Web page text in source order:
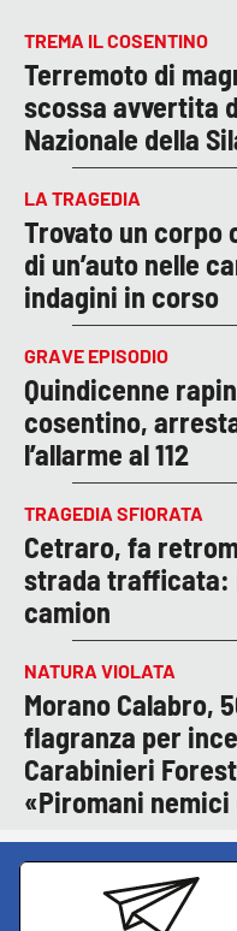
TREMA IL COSENTINO
Terremoto di
scossa avvertita
Nazionale della
LA TRAGEDIA
Trovato un corpo
di un’auto nelle
indagini in corso
GRAVE EPISODIO
Quindicenne
cosentino,
l’allarme al 112
TRAGEDIA SFIORATA
Cetraro, fa
strada trafficata:
camion
NATURA VIOLATA
Morano Calabro,
flagranza per
Carabinieri
«Piromani nemici